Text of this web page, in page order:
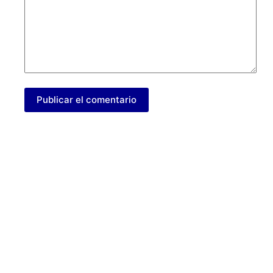
Publicar el comentario